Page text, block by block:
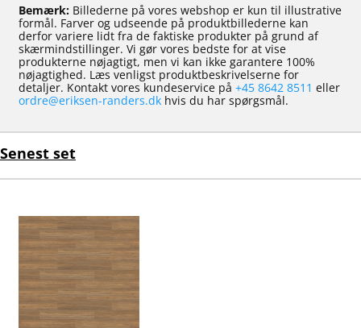
Bemærk: Billederne på vores webshop er kun til illustrative
formål. Farver og udseende på produktbillederne kan
derfor variere lidt fra de faktiske produkter på grund af
skærmindstillinger. Vi gør vores bedste for at vise
produkterne nøjagtigt, men vi kan ikke garantere 100%
nøjagtighed. Læs venligst produktbeskrivelserne for
detaljer. Kontakt vores kundeservice på +45 8642 8511 eller
ordre@eriksen-randers.dk hvis du har spørgsmål.
Senest set